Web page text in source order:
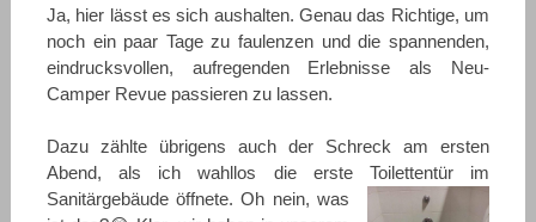
Ja, hier lässt es sich aushalten. Genau das Richtige, um
noch ein paar Tage zu faulenzen und die spannenden,
eindrucksvollen, aufregenden Erlebnisse als Neu-
Camper Revue passieren zu lassen.
Dazu zählte übrigens auch der Schreck am ersten
Abend, als ich wahllos die erste Toilettentür im
Sanitärgebäudeöffnete. Oh nein, was